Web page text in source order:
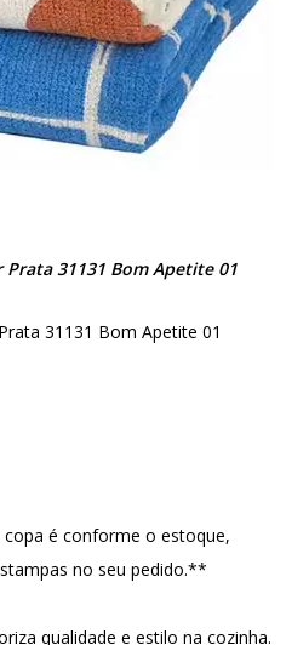
31131 Bom Apetite 01
31131 Bom Apetite 01
é conforme o estoque,
no seu pedido.**
qualidade e estilo na cozinha.